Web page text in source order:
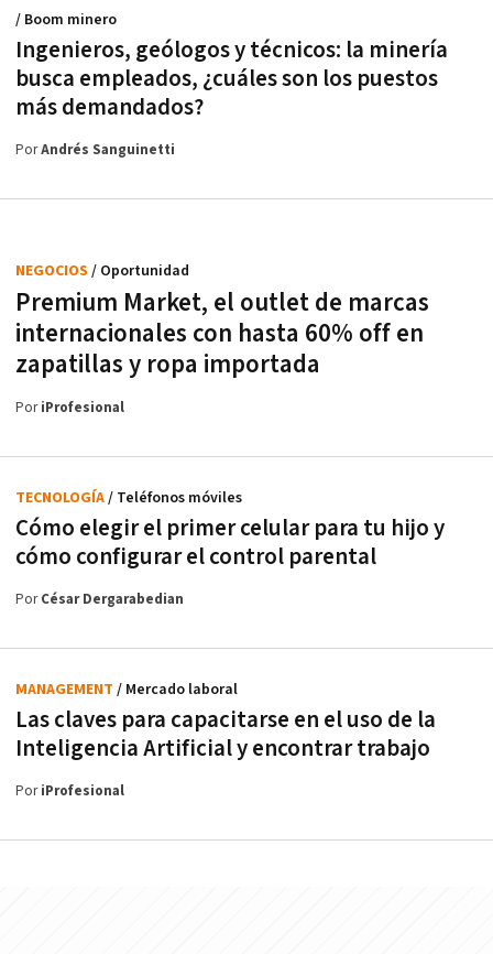
Ingenieros, geólogos y técnicos: la minería
busca empleados, ¿cuáles son los puestos
más demandados?
/ Boom minero
PorAndrés Sanguinetti
Premium Market, el outlet de marcas
internacionales con hasta 60% off en
zapatillas y ropa importada
NEGOCIOS / Oportunidad
PoriProfesional
Cómo elegir el primer celular para tu hijo y
cómo configurar el control parental
TECNOLOGÍA/ Teléfonos móviles
PorCésar Dergarabedian
Las claves para capacitarse en el uso de la
Inteligencia Artificial y encontrar trabajo
MANAGEMENT / Mercado laboral
PoriProfesional